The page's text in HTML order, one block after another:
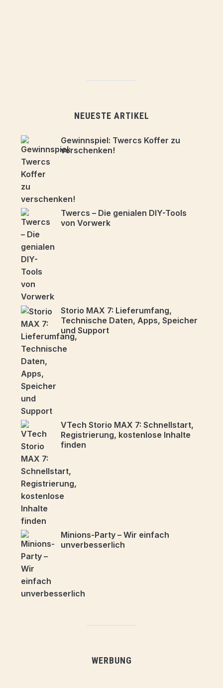
NEUESTE ARTIKEL
Gewinnspiel: Twercs Koffer zu
verschenken!
Twercs – Die genialen DIY-Tools
von Vorwerk
Storio MAX 7: Lieferumfang,
Technische Daten, Apps, Speicher
und Support
VTech Storio MAX 7: Schnellstart,
Registrierung, kostenlose Inhalte
finden
Minions-Party – Wir einfach
unverbesserlich
WERBUNG